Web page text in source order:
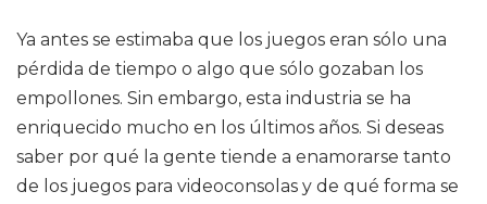
Ya antes se estimaba que los juegos eran sólo una
pérdida de tiempo o algo que sólo gozaban los
empollones. Sin embargo, esta industria se ha
enriquecido mucho en los últimos años. Si deseas
saber por qué la gente tiende a enamorarse tanto
de los juegos para videoconsolas y de qué forma se